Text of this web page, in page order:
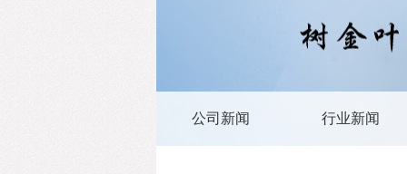
公司新闻 行业新闻